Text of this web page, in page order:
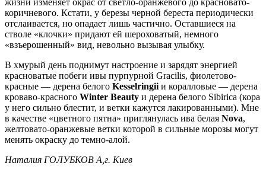
коричневого. Кстати, у березы черной береста периодически
отслаивается, но опадает лишь частично. Оставшиеся на
стволе «клочки» придают ей шероховатый, немного
«взъерошенный» вид, невольно вызывая улыбку.
В хмурый день поднимут настроение и зарядят энергией
красноватые побеги ивы пурпурной Gracilis, фиолетово-
красные — дерена белого Kesselringii и коралловые — дерена
кроваво-красного Winter Beauty и дерена белого Sibirica (кора
у него сильно блестит, и ветки кажутся лакированными). Мне
в качестве «цветного пятна» приглянулась ива белая Nova,
желтовато-оранжевые ветки которой в сильные морозы могут
менять окраску до темно-алой.
Наталия ГОЛУБКОВ А,г. Киев